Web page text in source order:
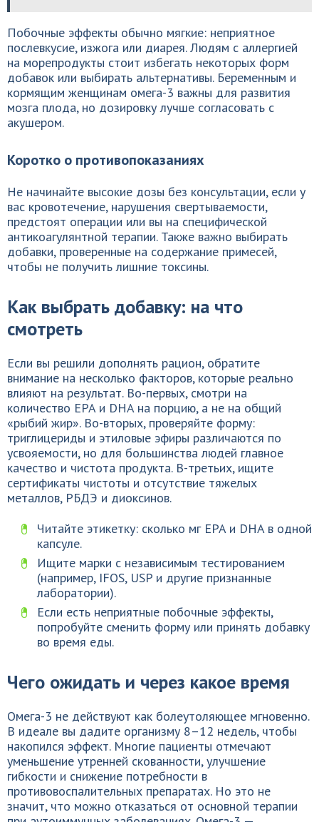
Побочные эффекты обычно мягкие: неприятное
послевкусие, изжога или диарея. Людям с аллергией
на морепродукты стоит избегать некоторых форм
добавок или выбирать альтернативы. Беременным и
кормящим женщинам омега-3 важны для развития
мозга плода, но дозировку лучше согласовать с
акушером.
Коротко о противопоказаниях
Не начинайте высокие дозы без консультации, если у
вас кровотечение, нарушения свертываемости,
предстоят операции или вы на специфической
антикоагулянтной терапии. Также важно выбирать
добавки, проверенные на содержание примесей,
чтобы не получить лишние токсины.
Как выбрать добавку: на что
смотреть
Если вы решили дополнять рацион, обратите
внимание на несколько факторов, которые реально
влияют на результат. Во-первых, смотри на
количество EPA и DHA на порцию, а не на общий
«рыбий жир». Во-вторых, проверяйте форму:
триглицериды и этиловые эфиры различаются по
усвояемости, но для большинства людей главное
качество и чистота продукта. В-третьих, ищите
сертификаты чистоты и отсутствие тяжелых
металлов, PБДЭ и диоксинов.
Читайте этикетку: сколько мг EPA и DHA в одной
капсуле.
Ищите марки с независимым тестированием
(например, IFOS, USP и другие признанные
лаборатории).
Если есть неприятные побочные эффекты,
попробуйте сменить форму или принять добавку
во время еды.
Чего ожидать и через какое время
Омега-3 не действуют как болеутоляющее мгновенно.
В идеале вы дадите организму 8–12 недель, чтобы
накопился эффект. Многие пациенты отмечают
уменьшение утренней скованности, улучшение
гибкости и снижение потребности в
противовоспалительных препаратах. Но это не
значит, что можно отказаться от основной терапии